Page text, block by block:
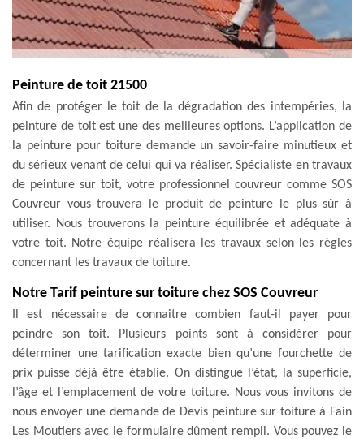
Peinture de toit 21500
Afin de protéger le toit de la dégradation des intempéries, la
peinture de toit est une des meilleures options. L’application de
la peinture pour toiture demande un savoir-faire minutieux et
du sérieux venant de celui qui va réaliser. Spécialiste en travaux
de peinture sur toit, votre professionnel couvreur comme SOS
Couvreur vous trouvera le produit de peinture le plus sûr à
utiliser. Nous trouverons la peinture équilibrée et adéquate à
votre toit. Notre équipe réalisera les travaux selon les règles
concernant les travaux de toiture.
Notre Tarif peinture sur toiture chez SOS Couvreur
Il est nécessaire de connaitre combien faut-il payer pour
peindre son toit. Plusieurs points sont à considérer pour
déterminer une tarification exacte bien qu’une fourchette de
prix puisse déjà être établie. On distingue l’état, la superficie,
l’âge et l’emplacement de votre toiture. Nous vous invitons de
nous envoyer une demande de Devis peinture sur toiture à Fain
Les Moutiers avec le formulaire dûment rempli. Vous pouvez le